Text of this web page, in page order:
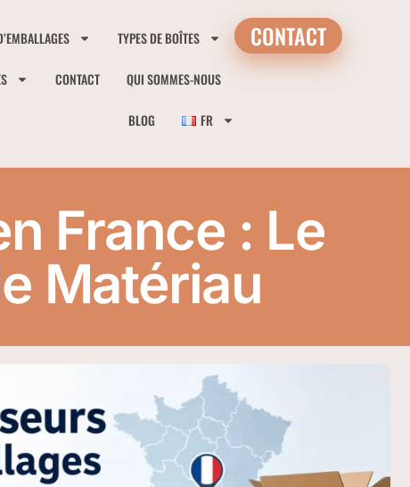
TYPES DE BOÎTES
CONTACT QUI SOMMES-NOUS
BLOG FR
CONTACT
France : Le
Matériau